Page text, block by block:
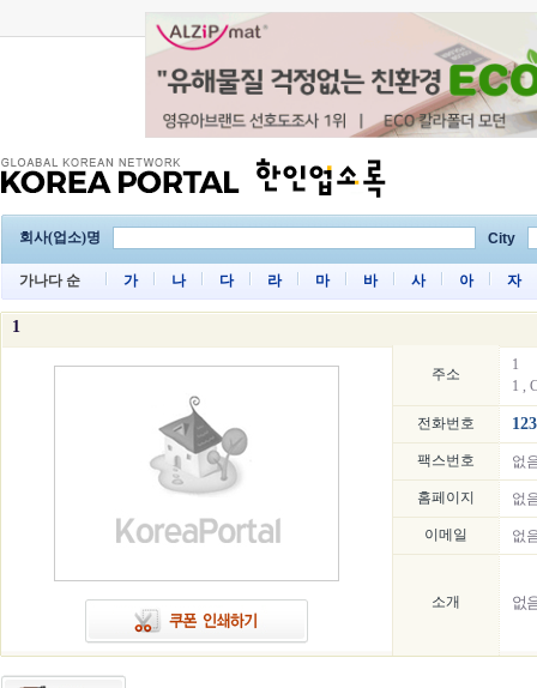
회사(업소)명 City
가나다 순 가 나 다 라 마 바 사 아 자
1
주소
1
1 ,
전화번호
팩스번호 없
홈페이지 없
이메일 없
소개 없